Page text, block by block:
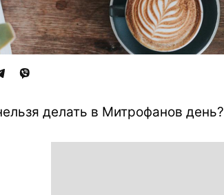
делать в Митрофанов день?